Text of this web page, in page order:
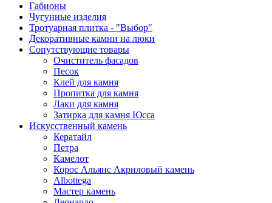
Габионы
Чугунные изделия
Тротуарная плитка - "Выбор"
Декоративные камни на люки
Сопутствующие товары
Очиститель фасадов
Песок
Клей для камня
Пропитка для камня
Лаки для камня
Затирка для камня Юсса
Искусственный камень
Кератайл
Петра
Камелот
Корос Альянс Акриловый камень
Albottega
Мастер камень